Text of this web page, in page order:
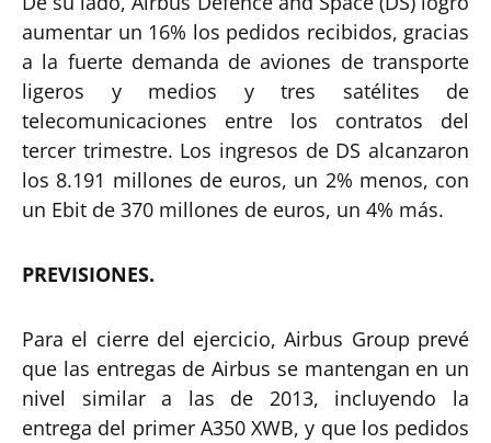
aumentar un 16% los pedidos recibidos, gracias
a la fuerte demanda de aviones de transporte
ligeros y medios y tres satélites de
telecomunicaciones entre los contratos del
tercer trimestre. Los ingresos de DS alcanzaron
los 8.191 millones de euros, un 2% menos, con
un Ebit de 370 millones de euros, un 4% más.
PREVISIONES.
Para el cierre del ejercicio, Airbus Group prevé
que las entregas de Airbus se mantengan en un
nivel similar a las de 2013, incluyendo la
entrega del primer A350 XWB, y que los pedidos